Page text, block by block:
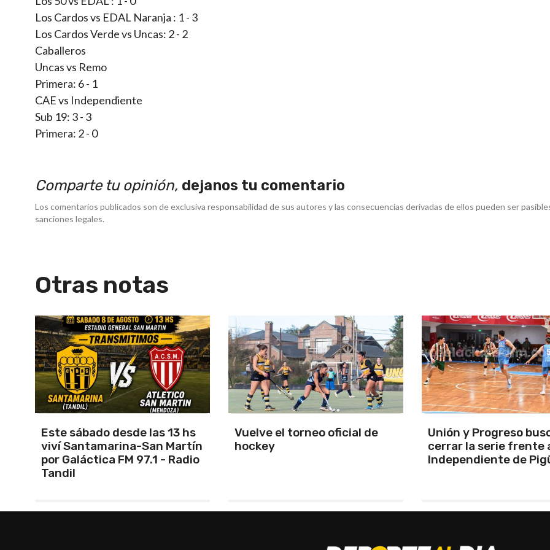
Los Cardos vs EDAL Naranja : 1 - 3
Los Cardos Verde vs Uncas: 2 - 2
Caballeros
Uncas vs Remo
Primera: 6 - 1
CAE vs Independiente
Sub 19: 3 - 3
Primera: 2 - 0
Comparte tu opinión, dejanos tu comentario
Los comentarios publicados son de exclusiva responsabilidad de sus autores y las consecuencias derivadas de ellos pueden ser
sanciones legales.
Otras notas
Vuelve el torneo oficial de
hockey
Unión y Progreso busca
cerrar la serie frente a
Se programó la
URD